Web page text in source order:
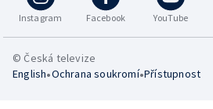
Instagram Facebook YouTube
© Česká televize
English•Ochrana soukromí•Přístupnost